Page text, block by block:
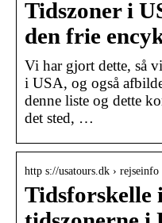
Tidszoner i
den frie
Vi har gjort dette, så
i USA, og også
denne liste og dette
det sted, …
http s://usatours.dk › rejseinfo
Tidsforskelle